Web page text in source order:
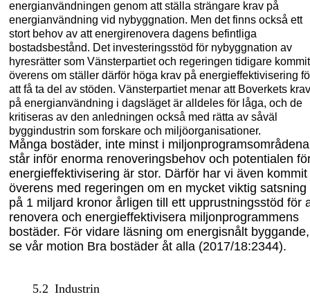
energianvändningen genom att ställa strängare krav på
energianvändning vid nybyggnation. Men det finns också ett
stort behov av att energirenovera dagens befintliga
bostadsbestånd. Det investeringsstöd för nybyggnation av
hyresrätter som Vänsterpartiet och regeringen tidigare kommit
överens om ställer därför höga krav på energieffektivisering
att få ta del av stöden. Vänsterpartiet menar att Boverkets krav
på energianvändning i dagsläget är alldeles för låga, och de
kritiseras av den anledningen också med rätta av såväl
byggindustrin som forskare och miljöorganisationer.
Många bostäder, inte minst i
står inför enorma renoveringsbehov och potentialen
energieffektivisering är stor. Därför har vi även kommit
överens med regeringen om en mycket viktig satsning
på 1 miljard kronor årligen till ett upprustningsstöd för
renovera och energieffektivisera miljonprogrammens
bostäder. För vidare läsning om energisnålt byggande,
se vår motion Bra bostäder åt alla (2017/18:2344).
5.2 Industrin